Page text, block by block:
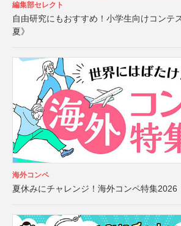
編集部セレクト
自由研究にもおすすめ！小学生向けコンテ
夏》
海外コンペ
夏休みにチャレンジ！海外コンペ特集2026